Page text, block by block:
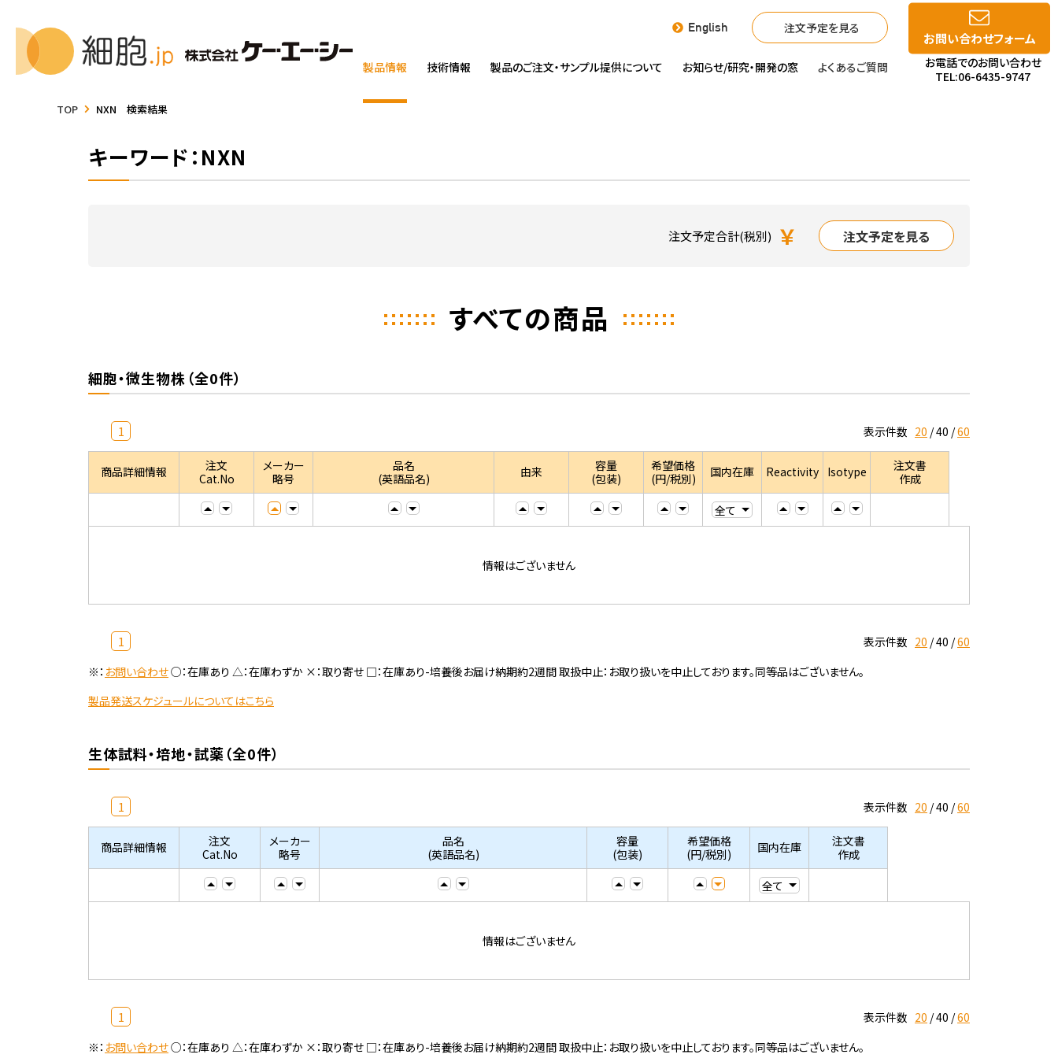
English 注文予定を見る
製品情報 技術情報 製品のご注文・サンプル提供について お知らせ/研究・開発の窓 よくあるご質問
お問い合わせフォーム
お電話でのお問い合わせ
TEL:06-6435-9747
TOP NXN 検索結果
キーワード：NXN
注文予定合計(税別) ￥ 注文予定を見る
すべての商品
細胞・微生物株（全0件）
1 表示件数 20 40 60
商品詳細情報
注文
Cat.No
メーカー
略号
品名
(英語品名)
由来
容量
(包装)
希望価格
(円/税別)
国内在庫 Reactivity Isotype
注文書
作成
情報はございません
1 表示件数 20 40 60
※： お問い合わせ○：在庫あり △：在庫わずか ×：取り寄せ □：在庫あり-培養後お届け納期約2週間 取扱中止：お取り扱いを中止しております。同等品はございません。
製品発送スケジュールについてはこちら
生体試料・培地・試薬（全0件）
1 表示件数 20 40 60
商品詳細情報
注文
Cat.No
メーカー
略号
品名
(英語品名)
容量
(包装)
希望価格
(円/税別)
国内在庫
注文書
作成
情報はございません
1 表示件数 20 40 60
※： お問い合わせ○：在庫あり △：在庫わずか ×：取り寄せ □：在庫あり-培養後お届け納期約2週間 取扱中止：お取り扱いを中止しております。同等品はございません。